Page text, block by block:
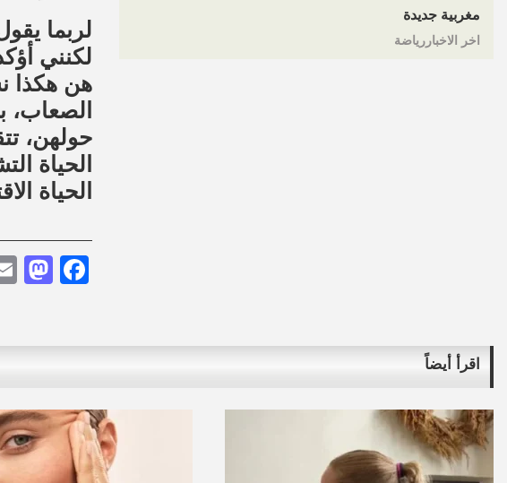
مغربية جديدة
اخر الاخباررياضة
لربما
لكنني
هن هكذا
حولهن،
الحياة
الحياة
اقرأ أيضاً